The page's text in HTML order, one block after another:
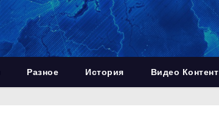
Разное История Видео Контент